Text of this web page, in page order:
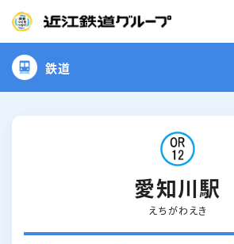
鉄道
バス
観光・イベント情報
鉄道
愛知川駅
えちがわえき